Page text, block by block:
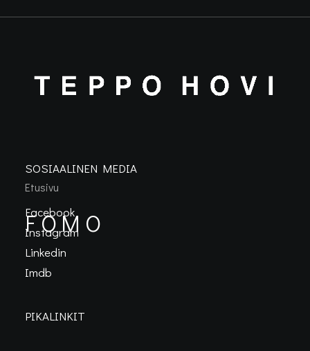
Etusivu
FOMO
SOSIAALINEN MEDIA
Facebook
Instagram
Linkedin
Imdb
PIKALINKIT